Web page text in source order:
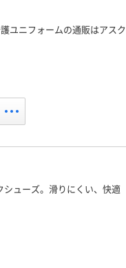
ユニフォームの通販はアスク
シューズ。滑りにくい、快適